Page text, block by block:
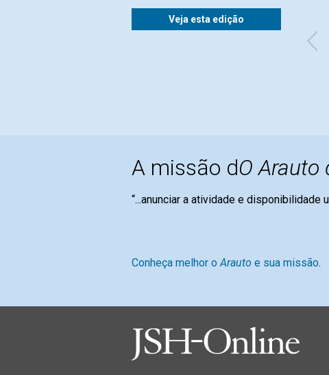
Veja esta edição
A missão dO Arauto
“...anunciar a atividade e disponibilidade
Mary
Conheça melhor o Arauto e sua missão.